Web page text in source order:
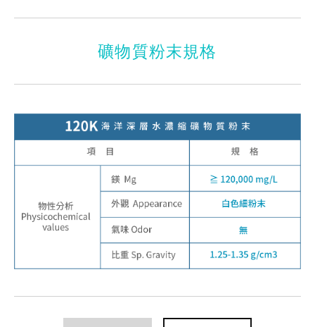
礦物質粉末規格